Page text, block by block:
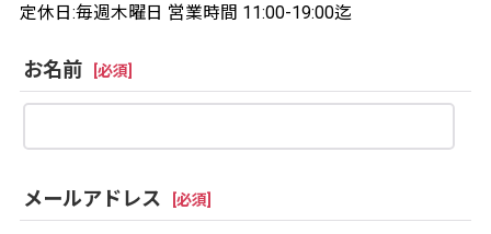
定休日:毎週木曜日 営業時間 11:00-19:00迄
お名前 必須
メールアドレス 必須